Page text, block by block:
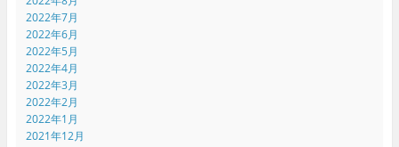
2022年7月
2022年6月
2022年5月
2022年4月
2022年3月
2022年2月
2022年1月
2021年12月